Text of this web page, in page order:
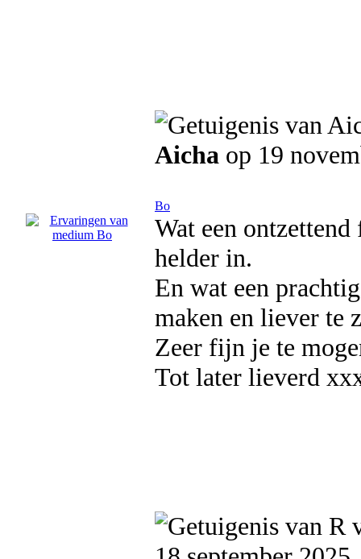
Aicha op 19
Bo
Wat een
helder in.
En wat een
maken en liever te
Zeer fijn je te
Tot later lieverd